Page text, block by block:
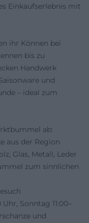
Einkaufserlebnis mit
ihr Können bei
bis zu
Handwerk
und
– ideal zum
ab:
aus der Region
Glas, Metall, Leder
zum sinnlichen
Sonntag 11:00–
und